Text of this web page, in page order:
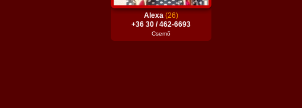
Alexa (26)
+36 30 / 462-6693
Csemő